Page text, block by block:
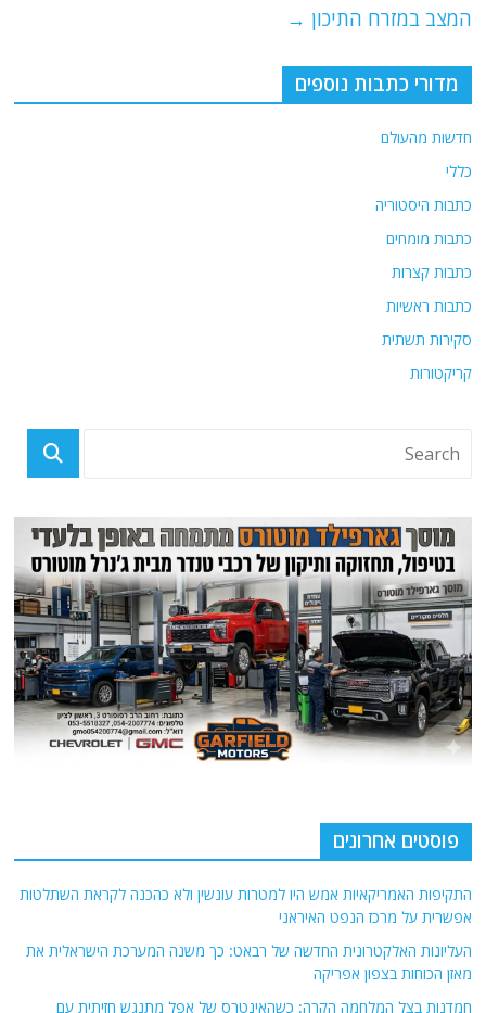
המצב במזרח התיכון →
מדורי כתבות נוספים
חדשות מהעולם
כללי
כתבות היסטוריה
כתבות מומחים
כתבות קצרות
כתבות ראשיות
סקירות תשתית
קריקטורות
פוסטים אחרונים
התקיפות האמריקאיות אמש היו למטרות עונשין ולא כהכנה לקראת השתלטות
אפשרית על מרכז הנפט האיראני
העליונות האלקטרונית החדשה של רבאט: כך משנה המערכת הישראלית את
מאזן הכוחות בצפון אפריקה
חמדנות בצל המלחמה הקרה: כשהאינטרס של אפל מתנגש חזיתית עם